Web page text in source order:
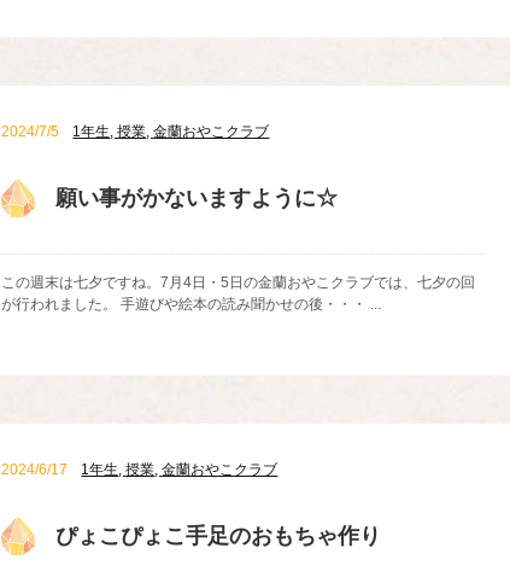
2024/7/5 1年生,授業,金蘭おやこクラブ
願い事がかないますように☆
この週末は七夕ですね。7月4日・5日の金蘭おやこクラブでは、七夕の回
が行われました。 手遊びや絵本の読み聞かせの後・・・ ...
2024/6/17 1年生,授業,金蘭おやこクラブ
ぴょこぴょこ手足のおもちゃ作り